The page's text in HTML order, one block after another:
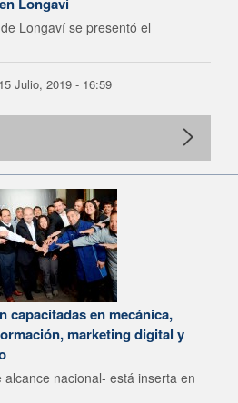
Longaví se presentó el
Julio, 2019 - 16:59
capacitadas en mecánica,
marketing digital y
nacional- está inserta en